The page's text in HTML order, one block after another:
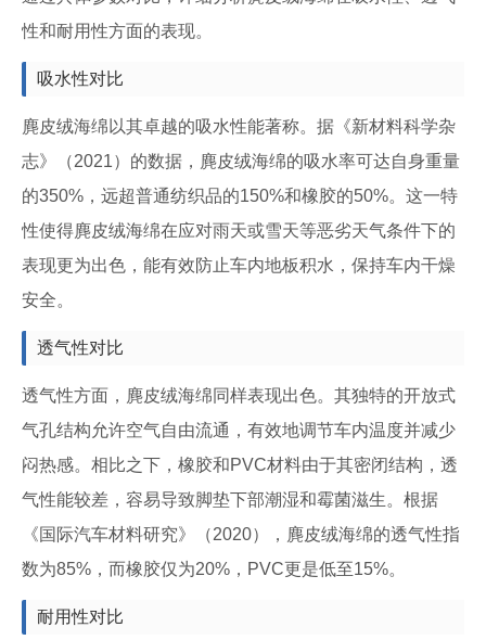
性和耐用性方面的表现。
吸水性对比
麂皮绒海绵以其卓越的吸水性能著称。据《新材料科学杂
志》（2021）的数据，麂皮绒海绵的吸水率可达自身重量
的350%，远超普通纺织品的150%和橡胶的50%。这一特
性使得麂皮绒海绵在应对雨天或雪天等恶劣天气条件下的
表现更为出色，能有效防止车内地板积水，保持车内干燥
安全。
透气性对比
透气性方面，麂皮绒海绵同样表现出色。其独特的开放式
气孔结构允许空气自由流通，有效地调节车内温度并减少
闷热感。相比之下，橡胶和PVC材料由于其密闭结构，透
气性能较差，容易导致脚垫下部潮湿和霉菌滋生。根据
《国际汽车材料研究》（2020），麂皮绒海绵的透气性指
数为85%，而橡胶仅为20%，PVC更是低至15%。
耐用性对比